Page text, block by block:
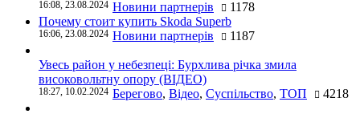
16:08, 23.08.2024 Новини партнерів
1178
Почему стоит купить Skoda Superb
16:06, 23.08.2024 Новини партнерів 1187
Увесь район у небезпеці: Бурхлива річка змила
високовольтну опору (ВІДЕО)
18:27, 10.02.2024 Берегово, Відео, Суспільство, ТОП 4218